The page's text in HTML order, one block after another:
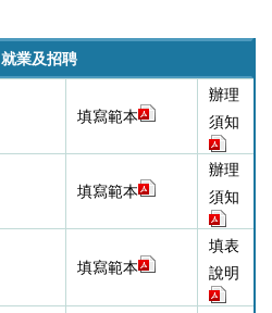
就業及招聘
填寫範本
辦理
須知
填寫範本
辦理
須知
填寫範本
填表
說明